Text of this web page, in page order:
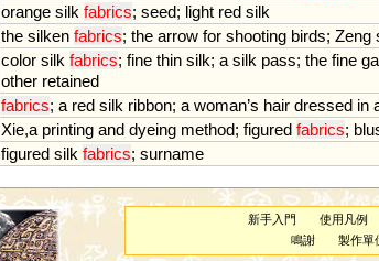
orange silk fabrics; seed; light red silk
the silken fabrics; the arrow for shooting birds; Zeng
color silk fabrics; fine thin silk; a silk pass; the fine
other retained
fabrics; a red silk ribbon; a woman’s hair dressed in
Xie,a printing and dyeing method; figured fabrics;
figured silk fabrics; surname
新手入門 使用凡例
鳴謝
製作單